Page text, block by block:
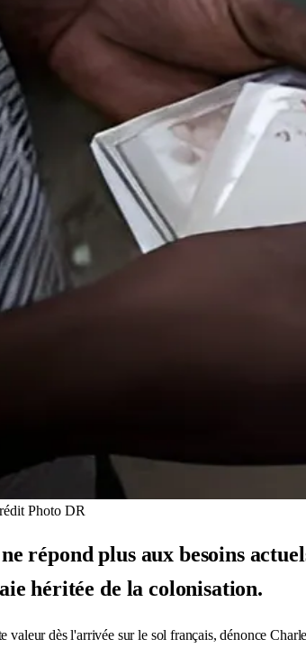
Photo DR
répond plus aux besoins
héritée de la colonisation.
valeur dès l'arrivée sur le sol français, dénonce